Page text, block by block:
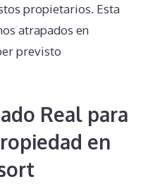
propietarios. Esta
atrapados en
previsto
Real para
en